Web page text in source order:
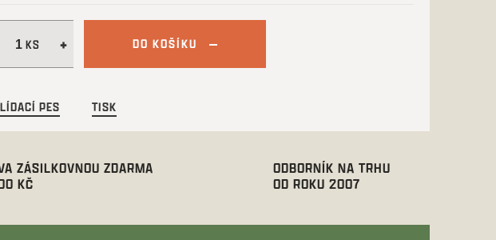
DO KOŠÍKU
PES TISK
ZÁSILKOVNOU ZDARMA
KČ
ODBORNÍK NA TRHU
OD ROKU 2007